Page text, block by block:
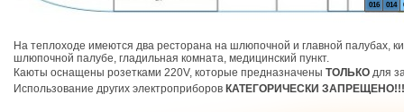
014
016
На теплоходе имеются два ресторана на шлюпочной и главной палубах,
шлюпочной палубе, гладильная комната, медицинский пункт.
Каюты оснащены розетками 220V, которые предназначены ТОЛЬКО для
Использование других электроприборов КАТЕГОРИЧЕСКИ ЗАПРЕЩЕНО!!!